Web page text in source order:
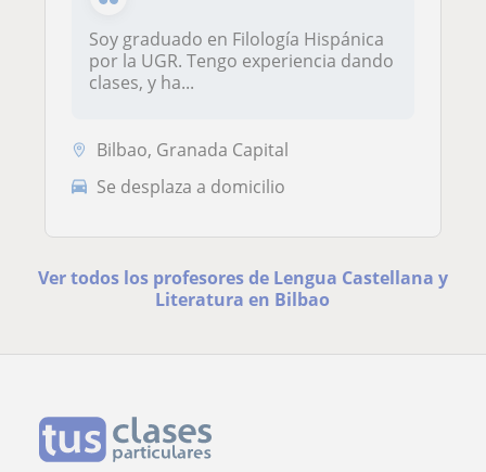
Soy graduado en Filología Hispánica
por la UGR. Tengo experiencia dando
clases, y ha...
Bilbao, Granada Capital
Se desplaza a domicilio
Ver todos los profesores de Lengua Castellana y
Literatura en Bilbao